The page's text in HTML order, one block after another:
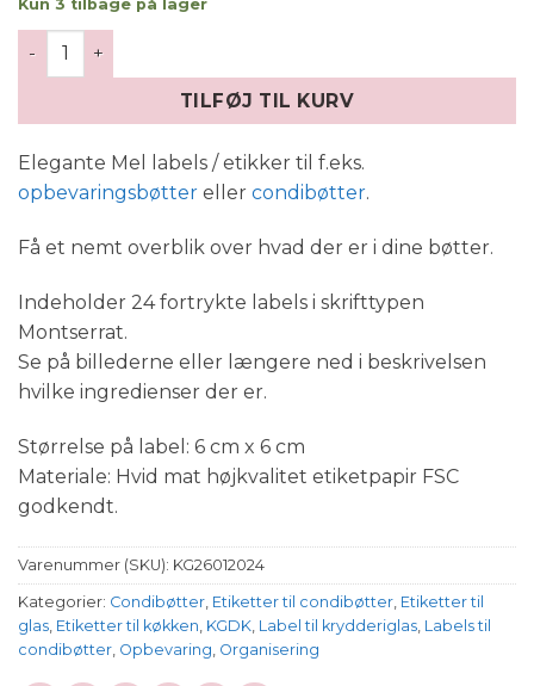
Kun 3 tilbage på lager
Mel Etiketter 12 stk. - Firkantet - Montserrat antal
TILFØJ TIL KURV
Elegante Mel labels / etikker til f.eks.
opbevaringsbøtter eller condibøtter.
Få et nemt overblik over hvad der er i dine bøtter.
Indeholder 24 fortrykte labels i skrifttypen
Montserrat.
Se på billederne eller længere ned i beskrivelsen
hvilke ingredienser der er.
Størrelse på label: 6 cm x 6 cm
Materiale: Hvid mat højkvalitet etiketpapir FSC
godkendt.
Varenummer (SKU): KG26012024
Kategorier: Condibøtter Etiketter til condibøtter Etiketter til
glas Etiketter til køkken KGDK Label til krydderiglas Labels til
condibøtter Opbevaring Organisering